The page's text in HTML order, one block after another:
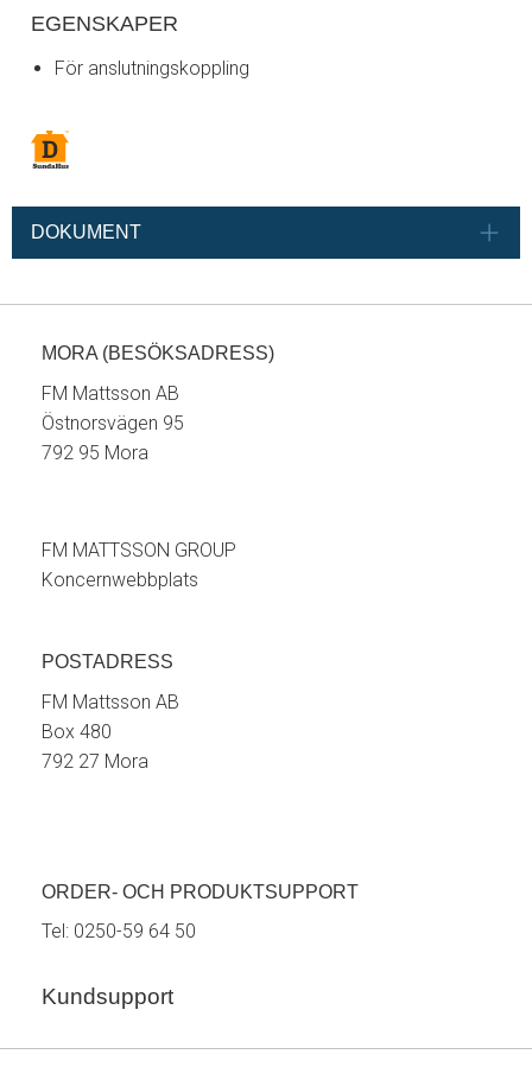
EGENSKAPER
För anslutningskoppling
DOKUMENT
MORA (BESÖKSADRESS)
FM Mattsson AB
Östnorsvägen 95
792 95 Mora
FM MATTSSON GROUP
Koncernwebbplats
POSTADRESS
FM Mattsson AB
Box 480
792 27 Mora
ORDER- OCH PRODUKTSUPPORT
Tel: 0250-59 64 50
Kundsupport